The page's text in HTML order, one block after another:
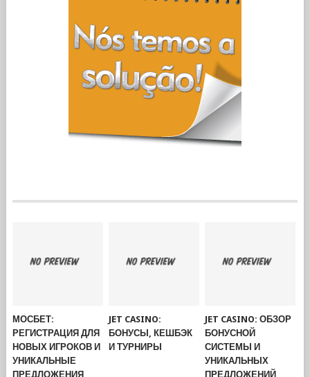
МОСБЕТ:
РЕГИСТРАЦИЯ ДЛЯ
НОВЫХ ИГРОКОВ И
УНИКАЛЬНЫЕ
ПРЕДЛОЖЕНИЯ
JET CASINO:
БОНУСЫ, КЕШБЭК
И ТУРНИРЫ
JET CASINO: ОБЗОР
БОНУСНОЙ
СИСТЕМЫ И
УНИКАЛЬНЫХ
ПРЕДЛОЖЕНИЙ